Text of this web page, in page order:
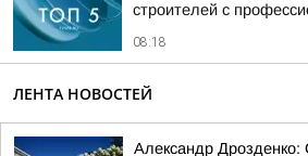
строителей с
08:18
ЛЕНТА НОВОСТЕЙ
Александр Дрозденко: